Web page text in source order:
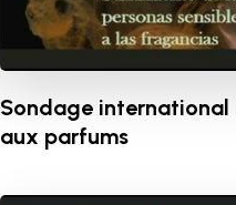
Sondage international
aux parfums